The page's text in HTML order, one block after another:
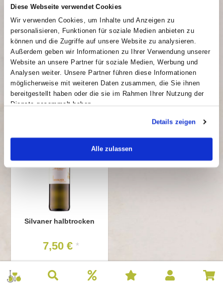
Diese Webseite verwendet Cookies
Wir verwenden Cookies, um Inhalte und Anzeigen zu
personalisieren, Funktionen für soziale Medien anbieten zu
können und die Zugriffe auf unsere Website zu analysieren.
Außerdem geben wir Informationen zu Ihrer Verwendung unserer
Website an unsere Partner für soziale Medien, Werbung und
Analysen weiter. Unsere Partner führen diese Informationen
möglicherweise mit weiteren Daten zusammen, die Sie ihnen
bereitgestellt haben oder die sie im Rahmen Ihrer Nutzung der
Dienste gesammelt haben.
Details zeigen
Alle zulassen
Grüner Silvaner
8,00 €
Inhalt: 0.75 l
Grundpreis: 10,67 €/l
Silvaner
8,90 €*
Inhalt: 0.75 l
Silvaner halbtrocken
7,50 €*
Inhalt: 1.0 l
Grundpreis: 7,50 €/l